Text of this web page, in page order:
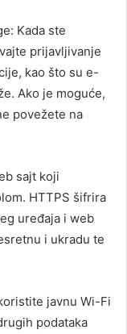
Kada ste
prijavljivanje
kao što su e-
Ako je moguće,
povežete na
sajt koji
HTTPS šifrira
uređaja i web
i ukradu te
javnu Wi-Fi
podataka